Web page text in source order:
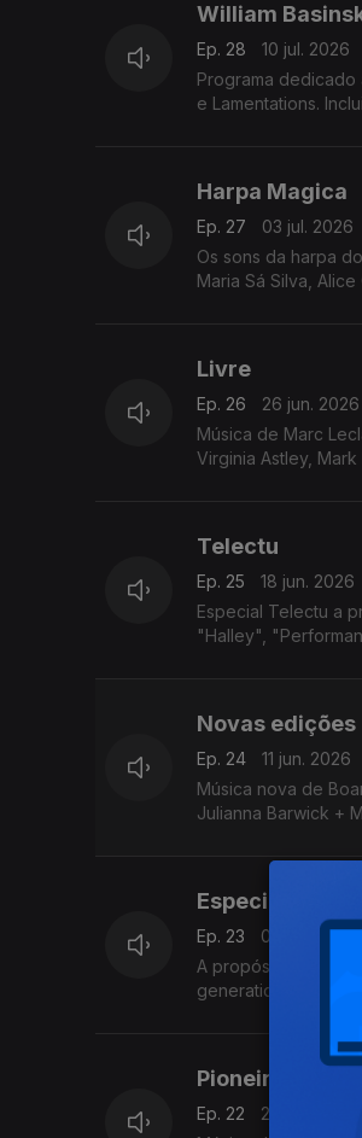
William
Ep. 28
10 jul. 2026
Programa dedicado
e Lamentations.
Harpa Magica
Ep. 27
03 jul. 2026
Os sons da harpa
Maria Sá Silva,
Livre
Ep. 26
26 jun. 2026
Música de Marc
Virginia Astley, Mark
Telectu
Ep. 25
18 jun. 2026
Especial Telectu a
"Halley",
Novas edições
Ep. 24
11 jun. 2026
Música nova de
Julianna Barwick +
Especial Allen
Ep. 23
05 jun. 2026
A propósito do
generation. Incui
Pioneiros
Ep. 22
29 mai. 2026